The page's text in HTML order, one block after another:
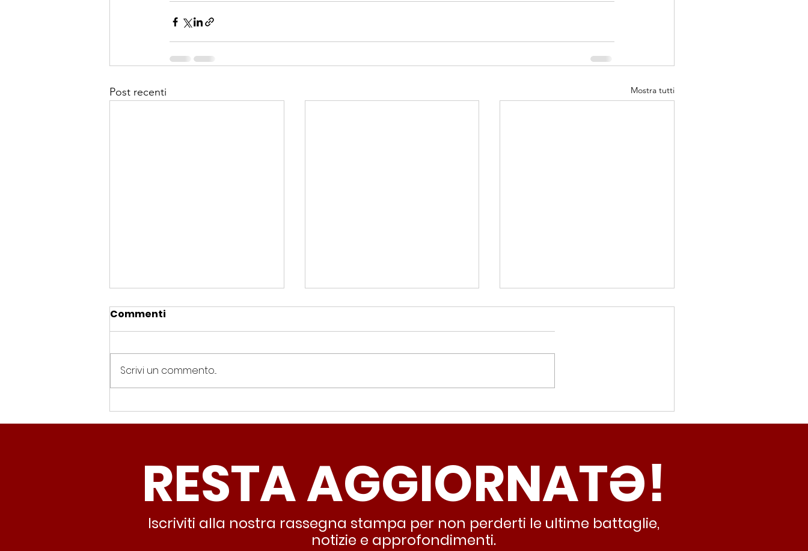
Post recenti Mostra tutti
Spin Time, Colucci: “Non
solo occupazione: 400
nessuno interviene”
Periferie, Colucci
(Radicali Roma): “La
deve garantire servizi e
dignità”
Termovalorizzatore,
Colucci (Radicali Roma):
lasciando al caos e
all’abusivismo”
Commenti
Scrivi un commento...
RESTA AGGIORNATƏ!
Iscriviti alla nostra rassegna stampa per non perderti le ultime battaglie,
notizie e approfondimenti.